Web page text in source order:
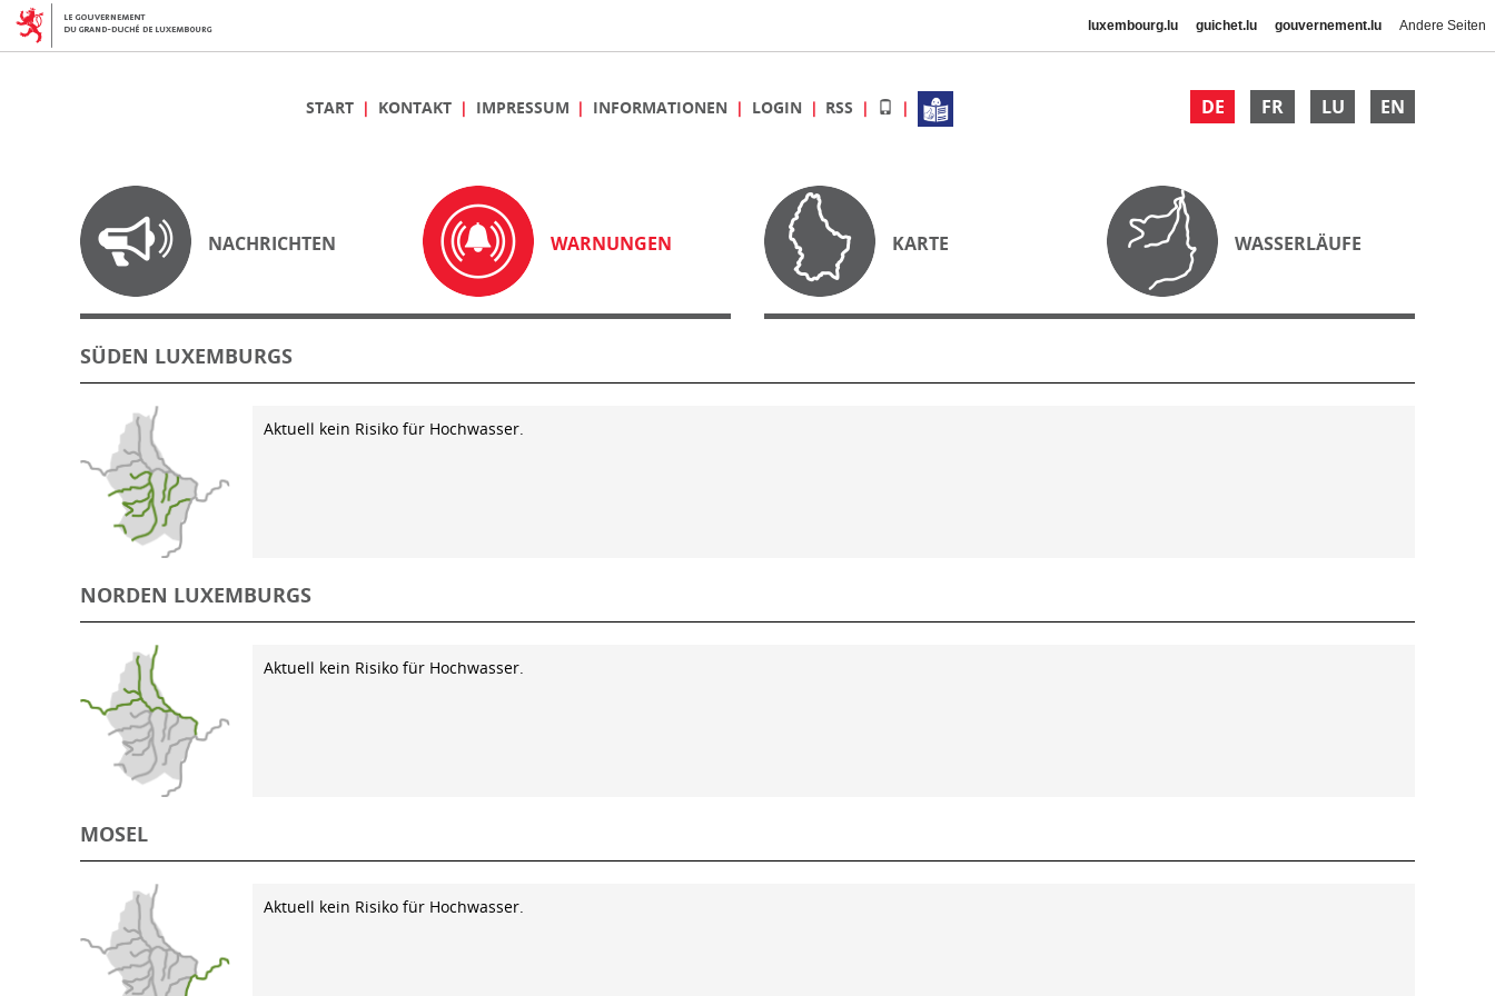
luxembourg.lu guichet.lu gouvernement.lu Andere Seiten
DE FR LU EN
START KONTAKT IMPRESSUM INFORMATIONEN LOGIN RSS
NACHRICHTEN WARNUNGEN KARTE WASSERLÄUFE
SÜDEN LUXEMBURGS
Aktuell kein Risiko für Hochwasser.
NORDEN LUXEMBURGS
Aktuell kein Risiko für Hochwasser.
MOSEL
Aktuell kein Risiko für Hochwasser.